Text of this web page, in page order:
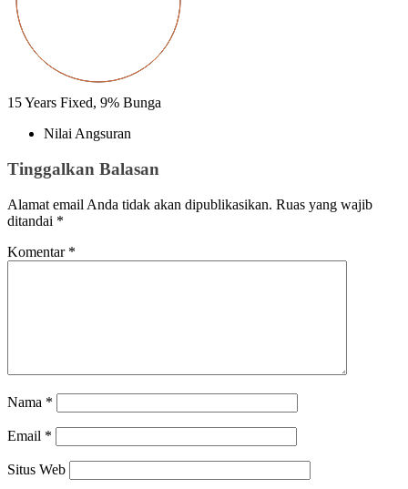
15Years Fixed, 9% Bunga
Nilai Angsuran
Tinggalkan Balasan
Alamat email Anda tidak akan dipublikasikan. Ruas yang wajib
ditandai *
Komentar *
Nama *
Email *
Situs Web